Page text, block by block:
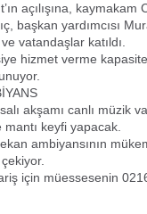
açılışına,
başkan yardımcısı
vatandaşlar katıldı.
hizmet verme
akşamı canlı müzik
keyfi yapacak.
ambiyansının
için müessesenin